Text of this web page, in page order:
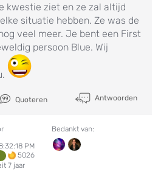
kwestie ziet en ze zal altijd
situatie hebben. Ze was de
veel meer. Je bent een First
persoon Blue. Wij
Quoteren Antwoorden
PM
5026
7 jaar
Bedankt van: